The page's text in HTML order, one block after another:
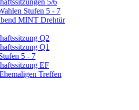
5/6
Stufen 5 - 7
MINT Drehtür
Q2
Q1
5 - 7
EF
Treffen